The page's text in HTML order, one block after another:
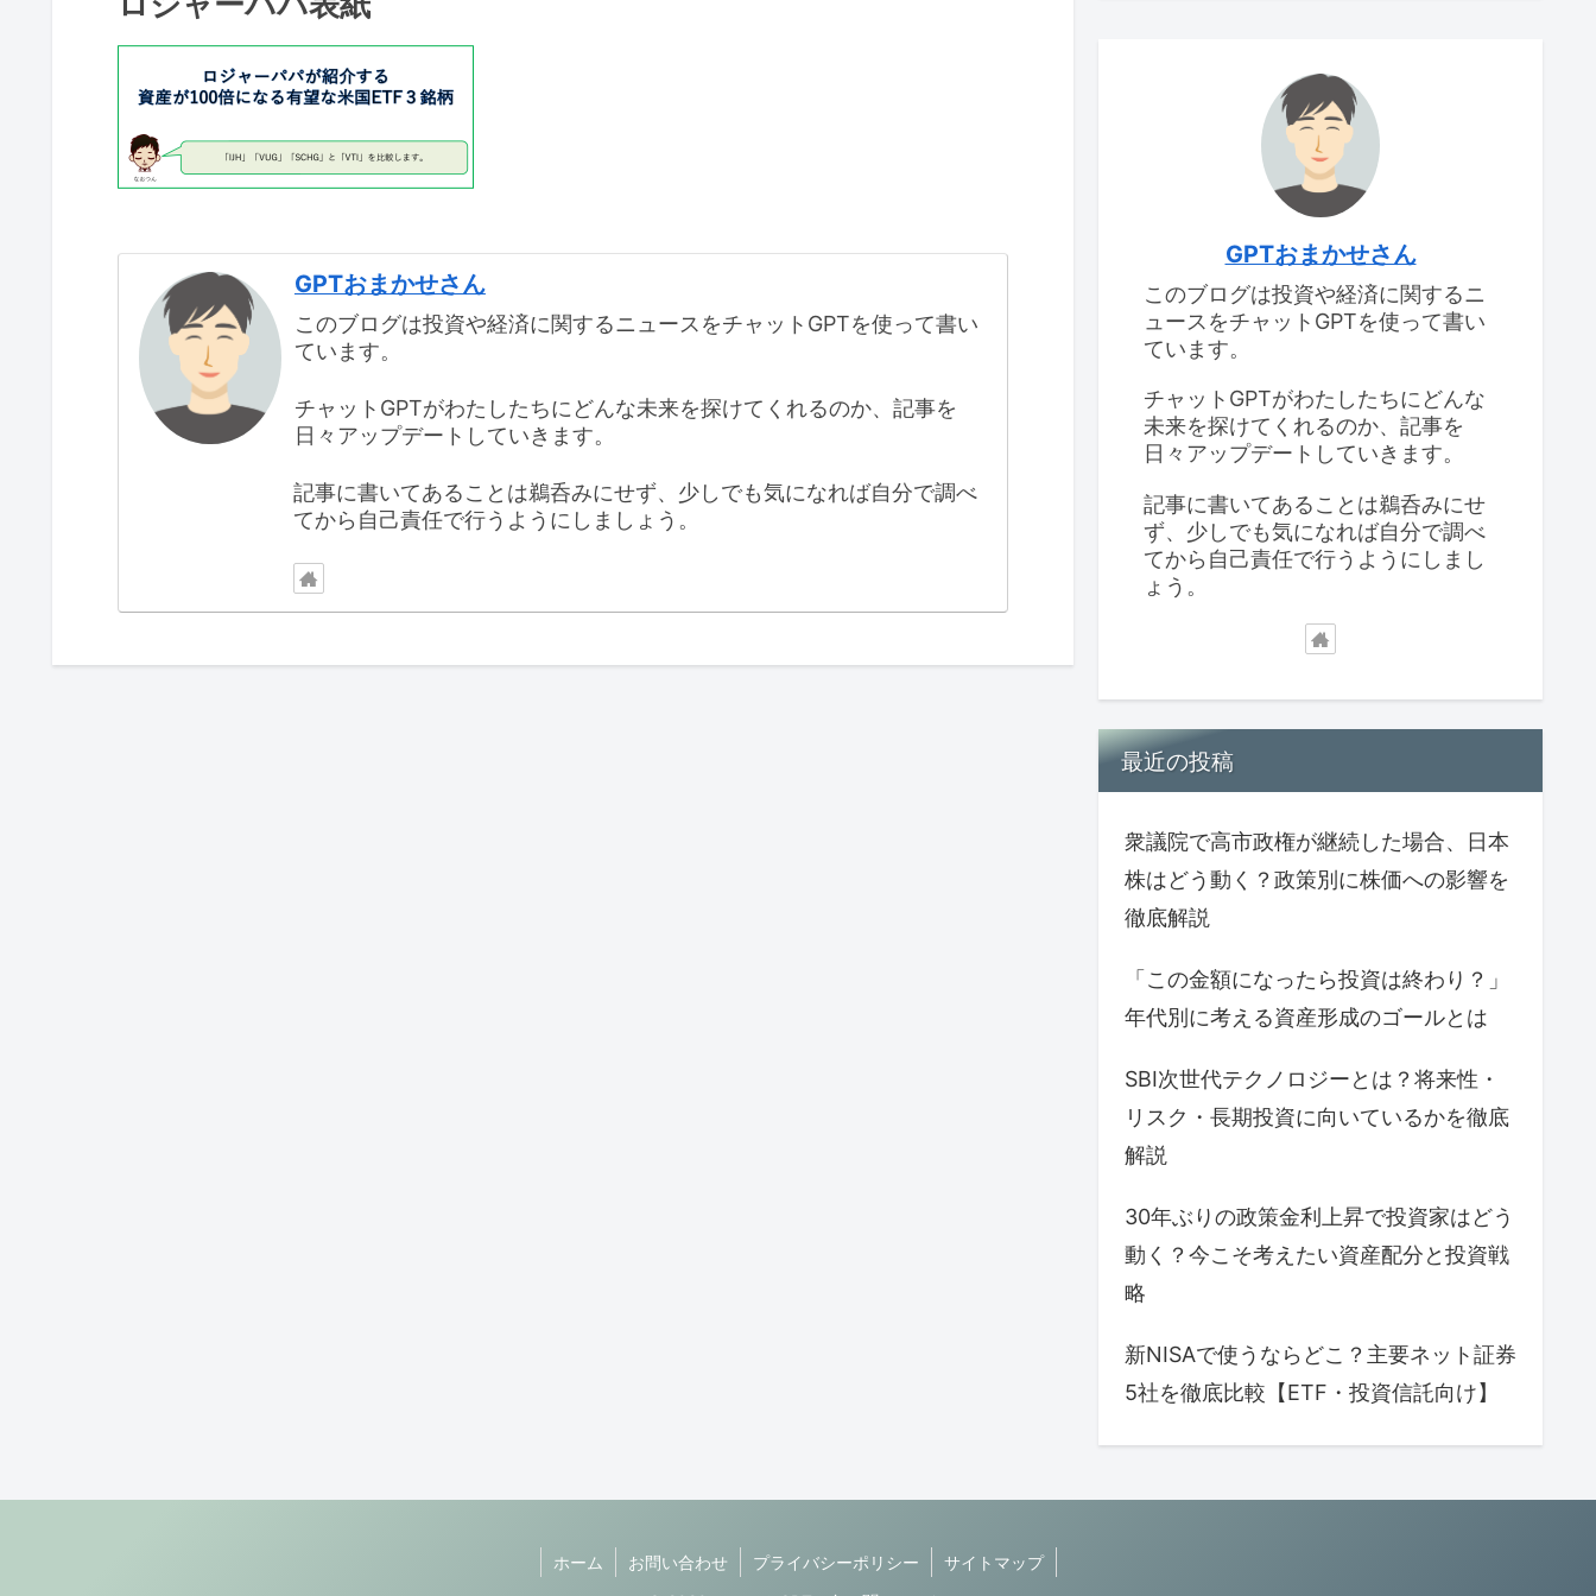
GPTおまかせさん
このブログは投資や経済に関するニュースをチャットGPTを使って書い
ています。
チャットGPTがわたしたちにどんな未来を探けてくれるのか、記事を
日々アップデートしていきます。
記事に書いてあることは鵜呑みにせず、少しでも気になれば自分で調べ
てから自己責任で行うようにしましょう。
GPTおまかせさん
このブログは投資や経済に関するニ
ュースをチャットGPTを使って書い
ています。
チャットGPTがわたしたちにどんな
未来を探けてくれるのか、記事を
日々アップデートしていきます。
記事に書いてあることは鵜呑みにせ
ず、少しでも気になれば自分で調べ
てから自己責任で行うようにしまし
ょう。
最近の投稿
衆議院で高市政権が継続した場合、日本
株はどう動く？政策別に株価への影響を
徹底解説
「この金額になったら投資は終わり？」
年代別に考える資産形成のゴールとは
SBI次世代テクノロジーとは？将来性・
リスク・長期投資に向いているかを徹底
解説
30年ぶりの政策金利上昇で投資家はどう
動く？今こそ考えたい資産配分と投資戦
略
新NISAで使うならどこ？主要ネット証券
5社を徹底比較【ETF・投資信託向け】
ホーム お問い合わせ プライバシーポリシー
サイトマップ